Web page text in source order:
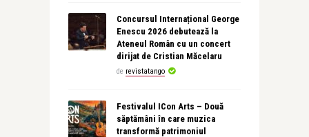
Concursul Internațional George
Enescu 2026 debutează la
Ateneul Român cu un concert
dirijat de Cristian Măcelaru
de revistatango
Festivalul ICon Arts – Două
săptămâni în care muzica
transformă patrimoniul